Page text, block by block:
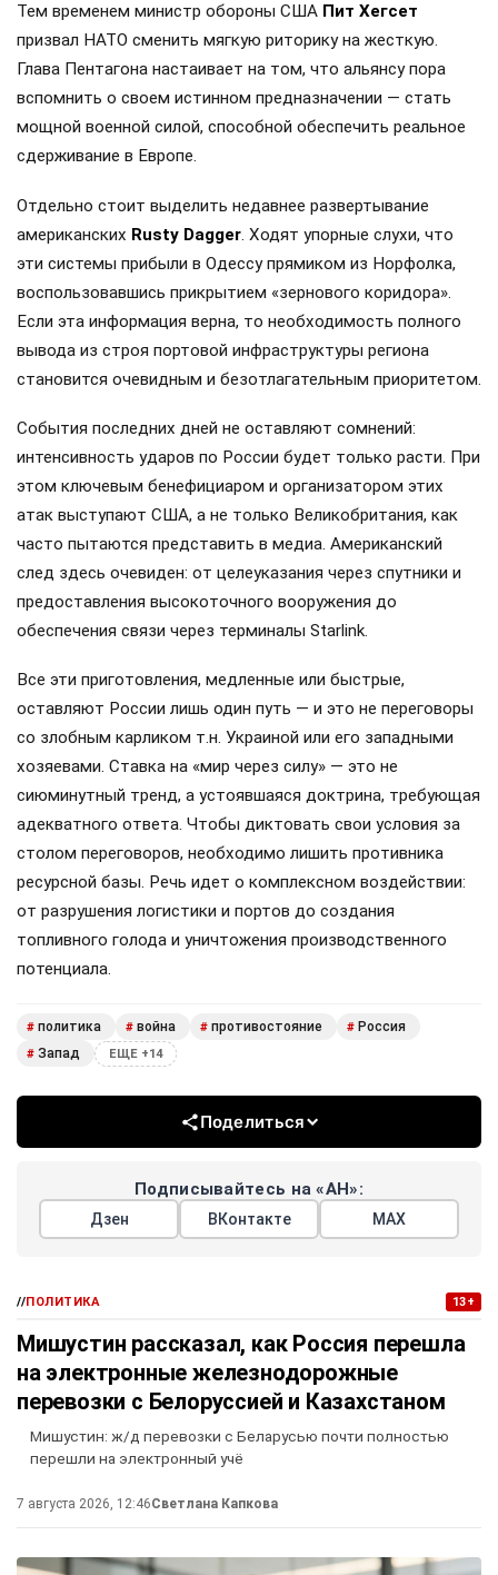
Тем временем министр обороны США Пит Хегсет
призвал НАТО сменить мягкую риторику на жесткую.
Глава Пентагона настаивает на том, что альянсу пора
вспомнить о своем истинном предназначении — стать
мощной военной силой, способной обеспечить реальное
сдерживание в Европе.
Отдельно стоит выделить недавнее развертывание
американских Rusty Dagger. Ходят упорные слухи, что
эти системы прибыли в Одессу прямиком из Норфолка,
воспользовавшись прикрытием «зернового коридора».
Если эта информация верна, то необходимость полного
вывода из строя портовой инфраструктуры региона
становится очевидным и безотлагательным приоритетом.
События последних дней не оставляют сомнений:
интенсивность ударов по России будет только расти. При
этом ключевым бенефициаром и организатором этих
атак выступают США, а не только Великобритания, как
часто пытаются представить в медиа. Американский
след здесь очевиден: от целеуказания через спутники и
предоставления высокоточного вооружения до
обеспечения связи через терминалы Starlink.
Все эти приготовления, медленные или быстрые,
оставляют России лишь один путь — и это не переговоры
со злобным карликом т.н. Украиной или его западными
хозяевами. Ставка на «мир через силу» — это не
сиюминутный тренд, а устоявшаяся доктрина, требующая
адекватного ответа. Чтобы диктовать свои условия за
столом переговоров, необходимо лишить противника
ресурсной базы. Речь идет о комплексном воздействии:
от разрушения логистики и портов до создания
топливного голода и уничтожения производственного
потенциала.
# политика # война # противостояние # Россия
# Запад ЕЩЕ +14
Поделиться
Подписывайтесь на «АН»:
Дзен ВКонтакте МАХ
//ПОЛИТИКА 13+
Мишустин рассказал, как Россия перешла
на электронные железнодорожные
перевозки с Белоруссией и Казахстаном
Мишустин: ж/д перевозки с Беларусью почти полностью
перешли на электронный учё
7 августа 2026, 12:46Светлана Капкова